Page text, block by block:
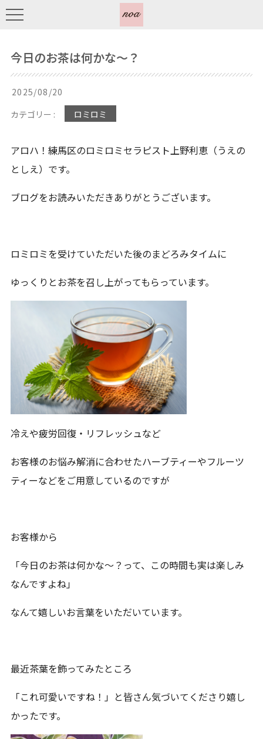
今日のお茶は何かな〜？
2025/08/20
カテゴリー :
ロミロミ
アロハ！練馬区のロミロミセラピスト上野利恵（うえの
としえ）です。
ブログをお読みいただきありがとうございます。
ロミロミを受けていただいた後のまどろみタイムに
ゆっくりとお茶を召し上がってもらっています。
冷えや疲労回復・リフレッシュなど
お客様のお悩み解消に合わせたハーブティーやフルーツ
ティーなどをご用意しているのですが
お客様から
「今日のお茶は何かな〜？って、この時間も実は楽しみ
なんですよね」
なんて嬉しいお言葉をいただいています。
最近茶葉を飾ってみたところ
「これ可愛いですね！」と皆さん気づいてくださり嬉し
かったです。